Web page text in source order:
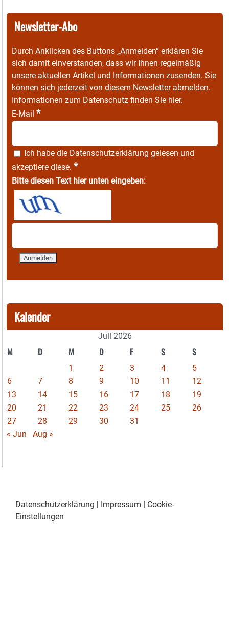
Newsletter-Abo
Durch Anklicken des Buttons „Anmelden“ erklären Sie
sich damit einverstanden, dass wir Ihnen regelmäßig
unsere aktuellen Artikel und Informationen zusenden. Sie
können sich jederzeit von diesem Newsletter abmelden.
Informationen zum Datenschutz finden Sie hier.
E-Mail *
Ich habe die Datenschutzerklärung gelesen und
akzeptiere diese. *
Bitte diesen Text hier unten eingeben:
Kalender
Juli 2026
M D M D F S S
1 2 3 4
5
6
7 8 9 10 11
12
13
14 15 16 17 18
19
20
21 22 23 24 25
26
27
28 29 30
31
« Jun
Aug »
Datenschutzerklärung | Impressum | Cookie-
Einstellungen